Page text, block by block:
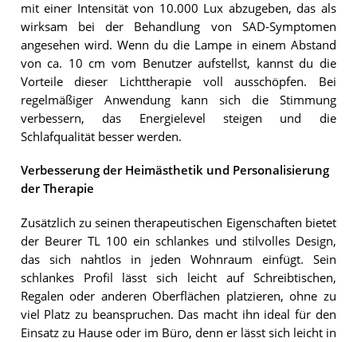
mit einer Intensität von 10.000 Lux abzugeben, das als
wirksam bei der Behandlung von SAD-Symptomen
angesehen wird. Wenn du die Lampe in einem Abstand
von ca. 10 cm vom Benutzer aufstellst, kannst du die
Vorteile dieser Lichttherapie voll ausschöpfen. Bei
regelmäßiger Anwendung kann sich die Stimmung
verbessern, das Energielevel steigen und die
Schlafqualität besser werden.
Verbesserung der Heimästhetik und Personalisierung
der Therapie
Zusätzlich zu seinen therapeutischen Eigenschaften bietet
der Beurer TL 100 ein schlankes und stilvolles Design,
das sich nahtlos in jeden Wohnraum einfügt. Sein
schlankes Profil lässt sich leicht auf Schreibtischen,
Regalen oder anderen Oberflächen platzieren, ohne zu
viel Platz zu beanspruchen. Das macht ihn ideal für den
Einsatz zu Hause oder im Büro, denn er lässt sich leicht in